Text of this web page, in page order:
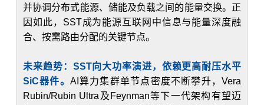
并协调分布式能源、储能及负载之间的能量交换。正
因如此，SST成为能源互联网中信息与能量深度融
合、按需路由分配的关键节点。
未来趋势：SST向大功率演进，依赖更高耐压水平
SiC器件。 AI算力集群单节点密度不断攀升，Vera
Rubin/Rubin Ultra及Feynman等下一代架构有望迈